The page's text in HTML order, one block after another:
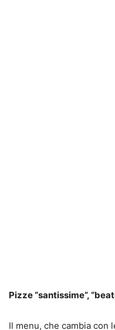
Pizze “santissime”,
Il menu, che cambia con